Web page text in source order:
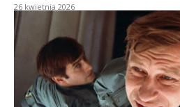
26 kwietnia 2026